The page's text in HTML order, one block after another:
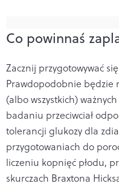
Co powinnaś
Zacznij przygotowywać
Prawdopodobnie będzie
(albo wszystkich)
badaniu przeciwciał
tolerancji glukozy dla
przygotowaniach do
liczeniu kopnięć płodu,
skurczach Braxtona